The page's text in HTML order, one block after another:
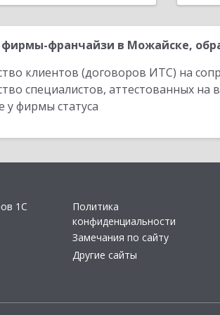
франчайзи в Можайске,
клиентов (договоров ИТС) на
специалистов, аттестованных
у фирмы статуса
1С
Политика
конфиденциальности
Замечания по сайту
Другие сайты